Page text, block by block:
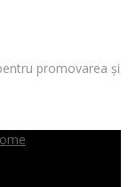
promovarea și